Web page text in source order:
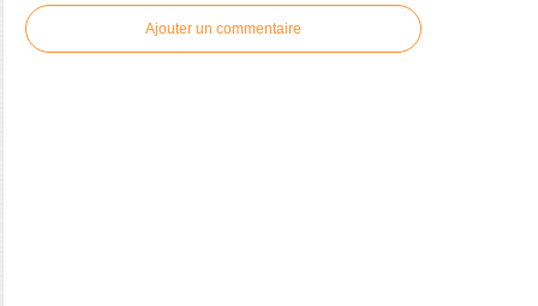
Ajouter un commentaire